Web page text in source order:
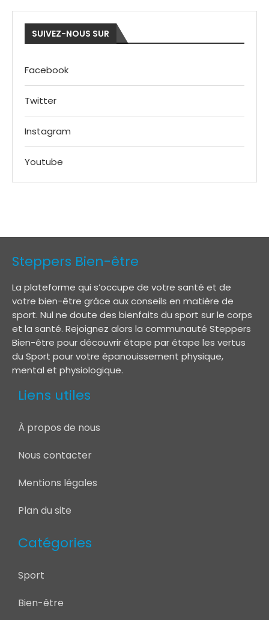
SUIVEZ-NOUS SUR
Facebook
Twitter
Instagram
Youtube
Steppers Bien-être
La plateforme qui s’occupe de votre santé et de
votre bien-être grâce aux conseils en matière de
sport. Nul ne doute des bienfaits du sport sur le corps
et la santé. Rejoignez alors la communauté Steppers
Bien-être pour découvrir étape par étape les vertus
du Sport pour votre épanouissement physique,
mental et physiologique.
Liens utiles
À propos de nous
Nous contacter
Mentions légales
Plan du site
Catégories
Sport
Bien-être